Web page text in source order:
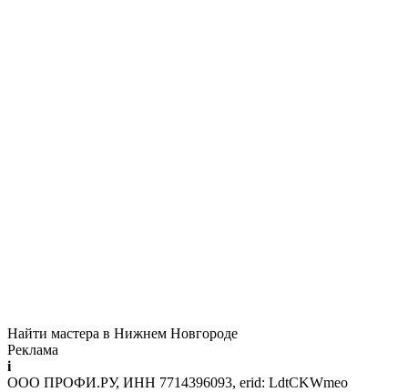
Найти мастера в Нижнем Новгороде
Реклама
i
ООО ПРОФИ.РУ, ИНН 7714396093, erid: LdtCKWmeo